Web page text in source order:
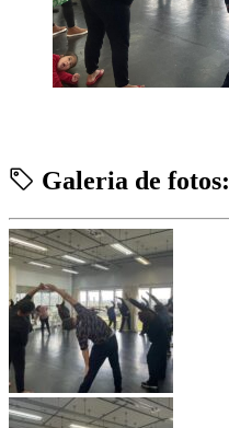
Galeria de fotos: